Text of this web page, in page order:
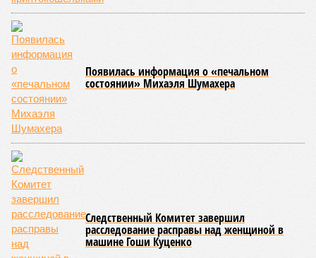
Появилась информация о «печальном
состоянии» Михаэля Шумахера
Следственный Комитет завершил
расследование расправы над женщиной в
машине Гоши Куценко